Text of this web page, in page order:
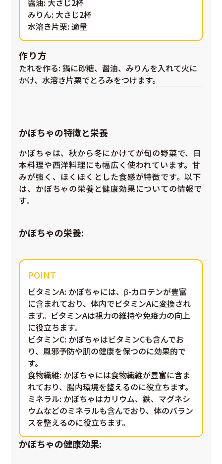
醤油: 大さじ2杯
みりん: 大さじ2杯
水溶き片栗: 適量
作り方
たれを作る: 鍋に砂糖、醤油、みりんを入れて火に
かけ、水溶き片栗でとろみをつけます。
かぼちゃの特徴と栄養
かぼちゃは、秋から冬にかけてが旬の野菜で、日
本料理や西洋料理にも幅広く使われています。甘
みが強く、ほくほくとした食感が特徴です。以下
は、かぼちゃの栄養と健康効果についての情報で
す。
かぼちゃの栄養:
ビタミンA: かぼちゃには、β-カロテンが豊富
に含まれており、体内でビタミンAに変換され
ます。ビタミンAは視力の維持や免疫力の向上
に役立ちます。
ビタミンC: かぼちゃはビタミンCも含んでお
り、風邪予防や肌の健康を保つのに効果的で
す。
食物繊維: かぼちゃには食物繊維が豊富に含ま
れており、腸内環境を整えるのに役立ちます。
ミネラル: かぼちゃはカリウム、鉄、マグネシ
ウムなどのミネラルも含んでおり、体のバラン
スを整えるのに役立ちます。
かぼちゃの健康効果: